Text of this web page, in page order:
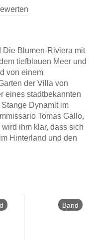
Die Blumen-Riviera mit
tiefblauen Meer und
von einem
der Villa von
eines stadtbekannten
Dynamit im
Tomas Gallo,
ihm klar, dass sich
Hinterland und den
Band